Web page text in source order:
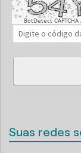
BotDetect
Suas redes